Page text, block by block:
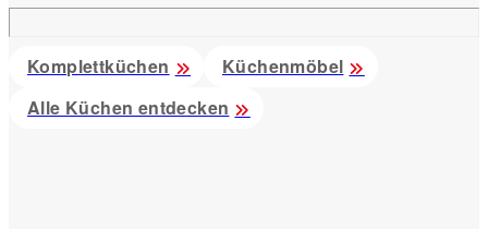
Komplettküchen
Küchenmöbel
Alle Küchen entdecken